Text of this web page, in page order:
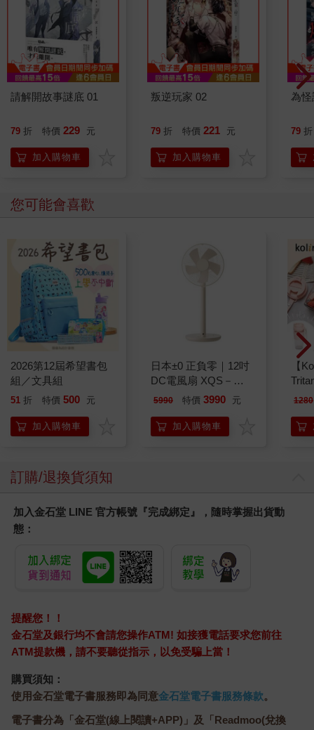
請解開故事謎底 01
79 折 特價 229 元
加入購物車
叛逆玩家 02
79 折 特價 221 元
加入購物車
為
79 折
您可能會喜歡
2026第12屆希望書包
組／文具組
51 折 特價 500 元
加入購物車
日本±0 正負零｜12吋
DC電風扇 XQS－
Y620 象牙白
5990 特價 3990 元
加入購物車
【
1280
訂購/退換貨須知
加入金石堂 LINE 官方帳號『完成綁定』，隨時掌握出貨動
態：
提醒您！！
金石堂及銀行均不會請您操作ATM! 如接獲電話要求您前往
ATM提款機，請不要聽從指示，以免受騙上當！
購買須知：
使用金石堂電子書服務即為同意金石堂電子書服務條款。
電子書分為「金石堂(線上閱讀+APP)」及「Readmoo(兌換